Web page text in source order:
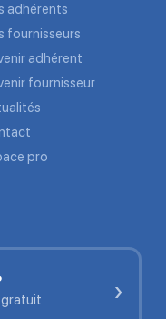
adhérents
fournisseurs
adhérent
fournisseur
pro
›